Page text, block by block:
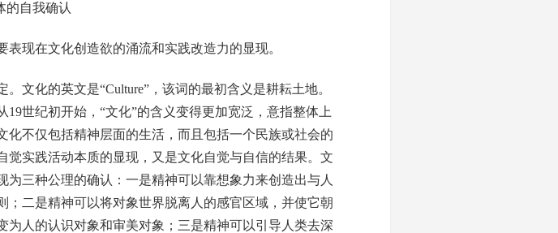
的自我确认
现在文化创造欲的涌流和实践改造力的显现。
化的英文是“Culture”，该词的最初含义是耕耘土地。
世纪初开始，“文化”的含义变得更加宽泛，意指整体上
不仅包括精神层面的生活，而且包括一个民族或社会的
实践活动本质的显现，又是文化自觉与自信的结果。文
三种公理的确认：一是精神可以靠想象力来创造出与人
二是精神可以将对象世界脱离人的感官区域，并使它朝
人的认识对象和审美对象；三是精神可以引导人类去深